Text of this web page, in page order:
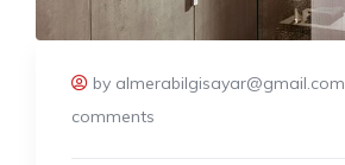
by almerabilgisayar@gmail.com
comments